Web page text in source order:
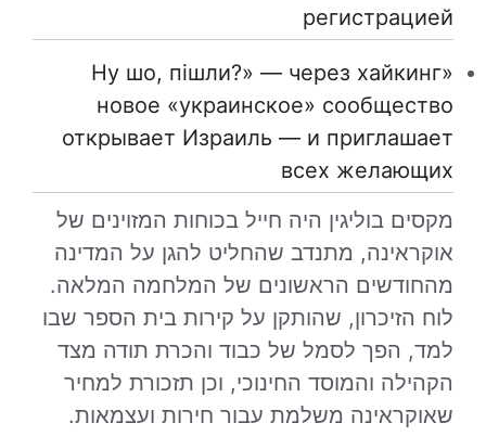
регистрацией
«Ну шо, пішли?» — через хайкинг
новое «украинское» сообщество
открывает Израиль — и приглашает
всех желающих
מקסים בוליגין היה חייל בכוחות המזוינים של
אוקראינה, מתנדב שהחליט להגן על המדינה
מהחודשים הראשונים של המלחמה המלאה.
לוח הזיכרון, שהותקן על קירות בית הספר שבו
למד, הפך לסמל של כבוד והכרת תודה מצד
הקהילה והמוסד החינוכי, וכן תזכורת למחיר
שאוקראינה משלמת עבור חירות ועצמאות.